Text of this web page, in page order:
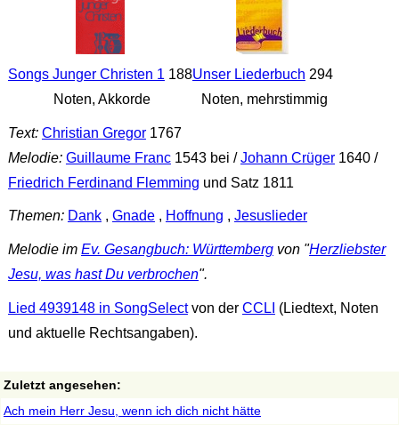
Songs Junger Christen 1 188
Noten, Akkorde
Unser Liederbuch 294
Noten, mehrstimmig
Text: Christian Gregor1767
Melodie: Guillaume Franc1543 bei /Johann Crüger1640 /
Friedrich Ferdinand Flemming und Satz 1811
Themen: Dank, Gnade, Hoffnung , Jesuslieder
Melodie im Ev. Gesangbuch: Württembergvon "Herzliebster
Jesu, was hast Du verbrochen".
Lied 4939148 in SongSelectvon der CCLI (Liedtext, Noten
und aktuelle Rechtsangaben).
Zuletzt angesehen:
Ach mein Herr Jesu, wenn ich dich nicht hätte